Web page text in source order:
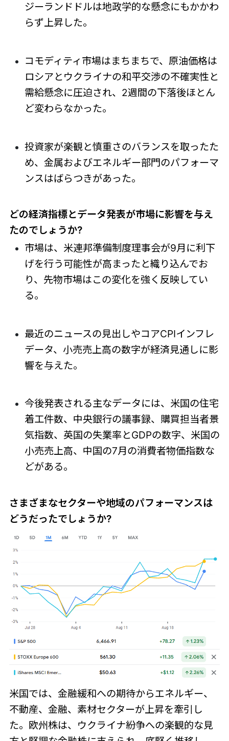
ジーランドドルは地政学的な懸念にもかかわ
らず上昇した。
コモディティ市場はまちまちで、原油価格は
ロシアとウクライナの和平交渉の不確実性と
需給懸念に圧迫され、2週間の下落後ほとん
ど変わらなかった。
投資家が楽観と慎重さのバランスを取ったた
め、金属およびエネルギー部門のパフォーマ
ンスはばらつきがあった。
どの経済指標とデータ発表が市場に影響を与え
たのでしょうか?
市場は、米連邦準備制度理事会が9月に利下
げを行う可能性が高まったと織り込んでお
り、先物市場はこの変化を強く反映してい
る。
最近のニュースの見出しやコアCPIインフレ
データ、小売売上高の数字が経済見通しに影
響を与えた。
今後発表される主なデータには、米国の住宅
着工件数、中央銀行の議事録、購買担当者景
気指数、英国の失業率とGDPの数字、米国の
小売売上高、中国の7月の消費者物価指数な
どがある。
さまざまなセクターや地域のパフォーマンスは
どうだったでしょうか?
米国では、金融緩和への期待からエネルギー、
不動産、金融、素材セクターが上昇を牽引し
た。欧州株は、ウクライナ紛争への楽観的な見